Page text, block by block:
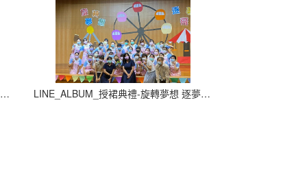
LINE_ALBUM_授裙典禮-旋轉夢想 逐夢飛翔_210927_30 LINE_ALBUM_授裙典禮-旋轉夢想 逐夢飛翔_210927_0